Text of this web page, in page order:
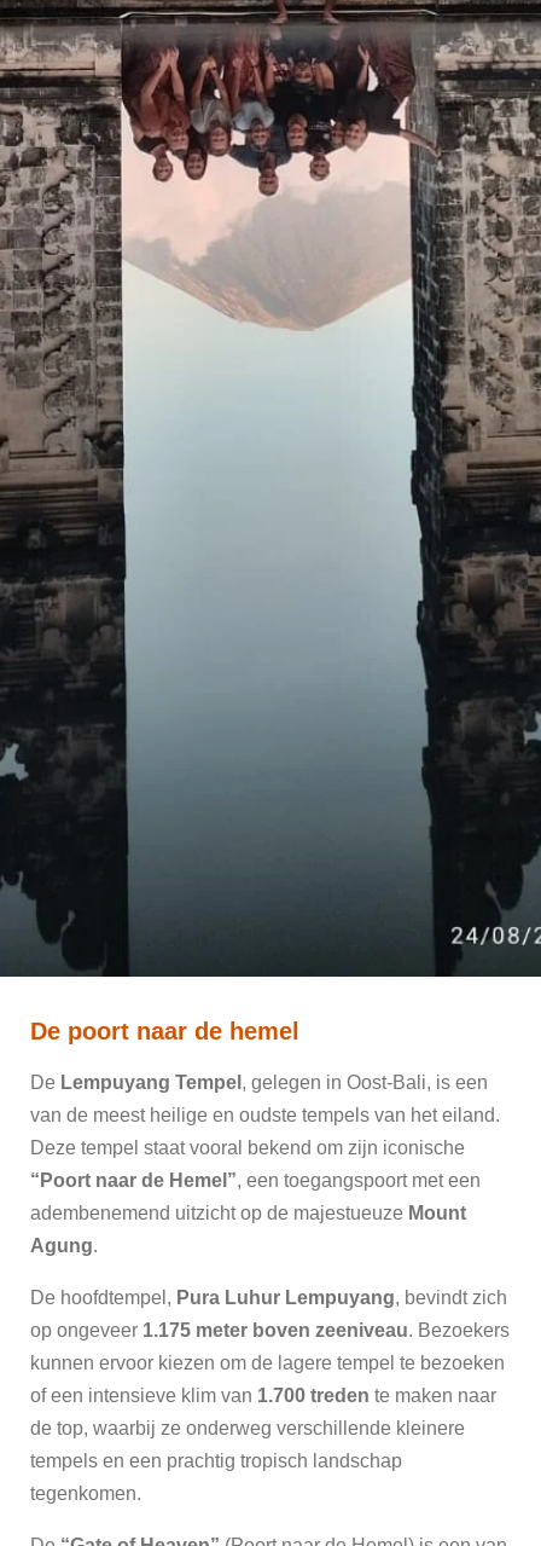
De poort naar de hemel
De Lempuyang Tempel , gelegen in Oost-Bali, is een
van de meest heilige en oudste tempels van het eiland.
Deze tempel staat vooral bekend om zijn iconische
“Poort naar de Hemel”, een toegangspoort met een
adembenemend uitzicht op de majestueuze Mount
Agung.
De hoofdtempel, Pura Luhur Lempuyang, bevindt zich
op ongeveer 1.175 meter boven zeeniveau. Bezoekers
kunnen ervoor kiezen om de lagere tempel te bezoeken
of een intensieve klim van 1.700 treden te maken naar
de top, waarbij ze onderweg verschillende kleinere
tempels en een prachtig tropisch landschap
tegenkomen.